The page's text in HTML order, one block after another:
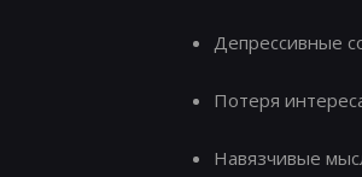
Депрессивные
Потеря
Навязчивые